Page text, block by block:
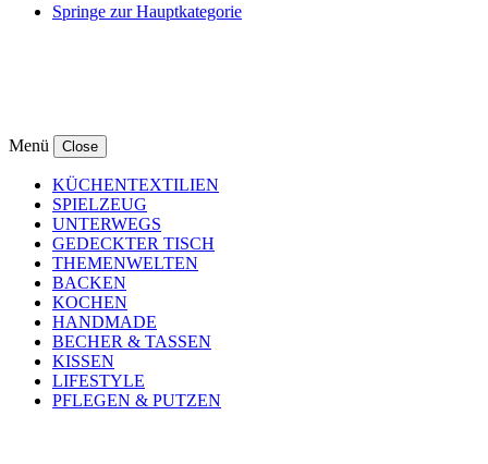
Springe zur Hauptkategorie
Menü Close
KÜCHENTEXTILIEN
SPIELZEUG
UNTERWEGS
GEDECKTER TISCH
THEMENWELTEN
BACKEN
KOCHEN
HANDMADE
BECHER & TASSEN
KISSEN
LIFESTYLE
PFLEGEN & PUTZEN